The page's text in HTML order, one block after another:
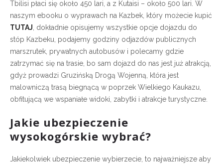
Tbilisi płaci się około 450 lari, a z Kutaisi – około 500 lari. W
naszym ebooku o wyprawach na Kazbek, który możecie kupić
TUTAJ , dokładnie opisujemy wszystkie opcje dojazdu do
stóp Kazbeku, podajemy godziny odjazdów publicznych
marszrutek, prywatnych autobusów i polecamy gdzie
zatrzymać się na trasie, bo sam dojazd do nas jest już atrakcją,
gdyż prowadzi Gruzińską Drogą Wojenną, która jest
malowniczą trasą biegnącą w poprzek Wielkiego Kaukazu,
obfitującą we wspaniałe widoki, zabytki i atrakcje turystyczne.
Jakie ubezpieczenie
wysokogórskie wybrać?
Jakiekolwiek ubezpieczenie wybierzecie, to najważniejsze aby